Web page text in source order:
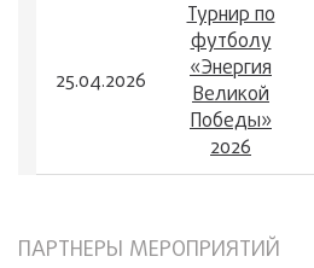
25.04.2026
Турнир по
футболу
«Энергия
Великой
Победы»
2026
ПАРТНЕРЫ МЕРОПРИЯТИЙ